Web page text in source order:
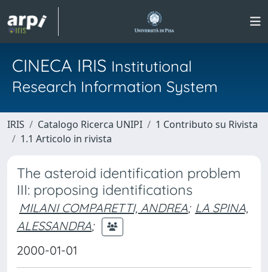
CINECA IRIS Institutional
Research Information System
IRIS Catalogo Ricerca UNIPI
1 Contributo su Rivista
1.1 Articolo in rivista
The asteroid identification problem
III: proposing identifications
MILANI COMPARETTI, ANDREA; LA SPINA,
ALESSANDRA;
2000-01-01